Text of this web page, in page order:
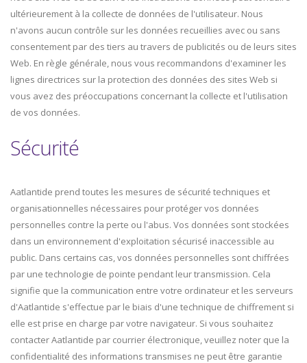
ultérieurement à la collecte de données de l'utilisateur. Nous
n'avons aucun contrôle sur les données recueillies avec ou sans
consentement par des tiers au travers de publicités ou de leurs sites
Web. En règle générale, nous vous recommandons d'examiner les
lignes directrices sur la protection des données des sites Web si
vous avez des préoccupations concernant la collecte et l'utilisation
de vos données.
Sécurité
Aatlantide prend toutes les mesures de sécurité techniques et
organisationnelles nécessaires pour protéger vos données
personnelles contre la perte ou l'abus. Vos données sont stockées
dans un environnement d'exploitation sécurisé inaccessible au
public. Dans certains cas, vos données personnelles sont chiffrées
par une technologie de pointe pendant leur transmission. Cela
signifie que la communication entre votre ordinateur et les serveurs
d'Aatlantide s'effectue par le biais d'une technique de chiffrement si
elle est prise en charge par votre navigateur. Si vous souhaitez
contacter Aatlantide par courrier électronique, veuillez noter que la
confidentialité des informations transmises ne peut être garantie